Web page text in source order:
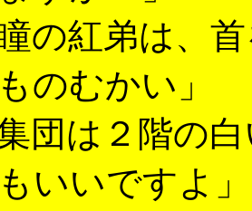
の紅弟は、
のむかい」
団は２階の
いいですよ」